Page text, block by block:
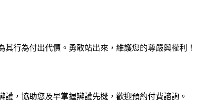
行為付出代價。勇敢站出來，維護您的尊嚴與權利！
護，協助您及早掌握辯護先機，歡迎預約付費諮詢。